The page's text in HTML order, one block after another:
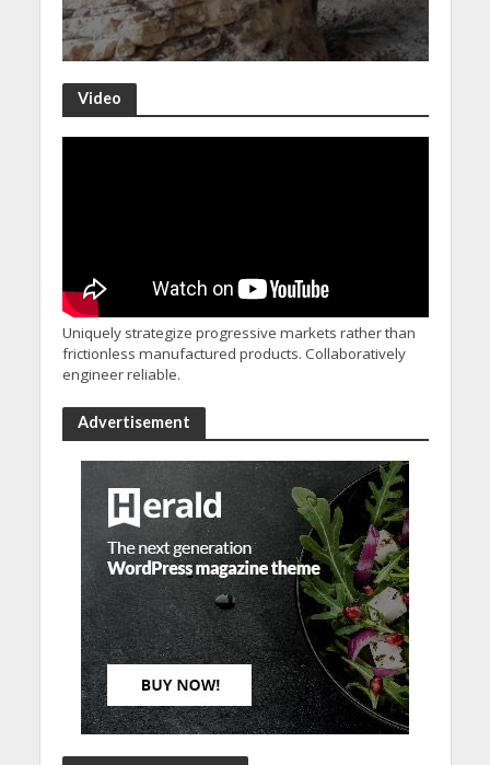
Video
Uniquely strategize progressive markets rather than
frictionless manufactured products. Collaboratively
engineer reliable.
Advertisement